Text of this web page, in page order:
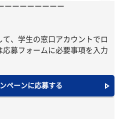
ーーーーーーーー
、学生の窓口アカウントでロ
募フォームに必要事項を入力
ペーンに応募する